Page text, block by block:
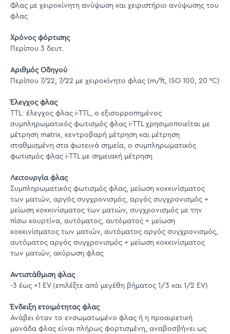
Φλας με χειροκίνητη ανύψωση και χειριστήριο ανύψωσης του
φλας
Χρόνος φόρτισης
Περίπου 3 δευτ.
Αριθμός Οδηγού
Περίπου 7/22, 7/22 με χειροκίνητο φλας (m/ft, ISO 100, 20 °C)
Έλεγχος φλας
TTL: έλεγχος φλας i-TTL, ο εξισορροπημένος
συμπληρωματικός φωτισμός φλας i-TTL χρησιμοποιείται με
μέτρηση matrix, κεντροβαρή μέτρηση και μέτρηση
σταθμισμένη στα φωτεινά σημεία, ο συμπληρωματικός
φωτισμός φλας i-TTL με σημειακή μέτρηση
Λειτουργία φλας
Συμπληρωματικός φωτισμός φλας, μείωση κοκκινίσματος
των ματιών, αργός συγχρονισμός, αργός συγχρονισμός +
μείωση κοκκινίσματος των ματιών, συγχρονισμός με την
πίσω κουρτίνα, αυτόματος, αυτόματος + μείωση
κοκκινίσματος των ματιών, αυτόματος αργός συγχρονισμός,
αυτόματος αργός συγχρονισμός + μείωση κοκκινίσματος
των ματιών, ακύρωση φλας
Αντιστάθμιση φλας
-3 έως +1 EV (επιλέξτε από μεγέθη βήματος 1/3 και 1/2 EV)
Ένδειξη ετοιμότητας φλας
Ανάβει όταν το ενσωματωμένο φλας ή η προαιρετική
μονάδα φλας είναι πλήρως φορτισμένη, αναβοσβήνει ως